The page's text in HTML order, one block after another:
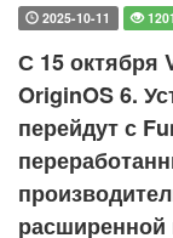
2025-10-11
С 15 октября
OriginOS 6.
перейдут с